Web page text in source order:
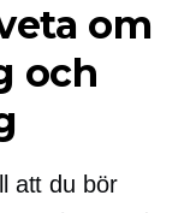
om
och
att du bör